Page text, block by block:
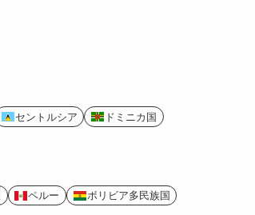
セントルシア
ドミニカ国
ペルー ボリビア多民族国